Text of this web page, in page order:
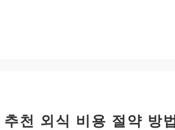
천 외식 비용 절약 방법